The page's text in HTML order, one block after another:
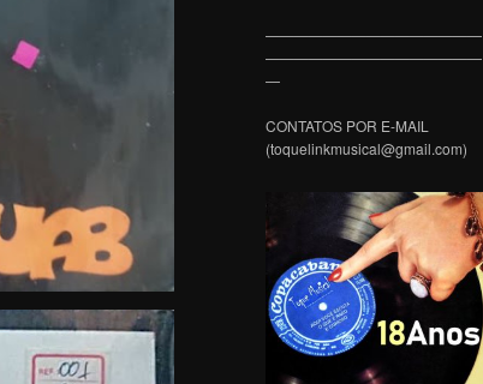
———————————————
———————————————
—
CONTATOS POR E-MAIL
(toquelinkmusical@gmail.com)